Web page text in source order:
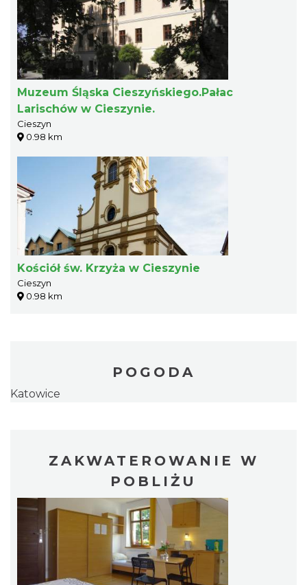
Muzeum Śląska Cieszyńskiego.Pałac
Larischów w Cieszynie.
Cieszyn
0.98 km
Kościół św. Krzyża w Cieszynie
Cieszyn
0.98 km
POGODA
Katowice
ZAKWATEROWANIE W
POBLIŻU